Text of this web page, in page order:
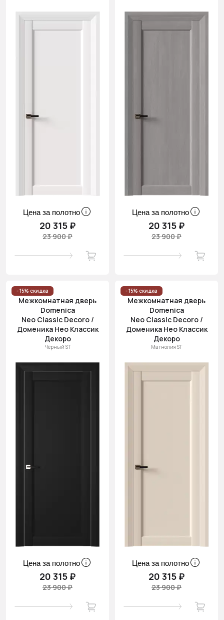
Цена за полотно
20 315 ₽
23 900 ₽
Цена за полотно
20 315 ₽
23 900 ₽
- 15% скидка
Межкомнатная дверь
Domenica
Neo Classic Decoro /
Доменика Нео Классик
Декоро
Чёрный ST
Цена за полотно
20 315 ₽
23 900 ₽
- 15% скидка
Межкомнатная дверь
Domenica
Neo Classic Decoro /
Доменика Нео Классик
Декоро
Магнолия ST
Цена за полотно
20 315 ₽
23 900 ₽